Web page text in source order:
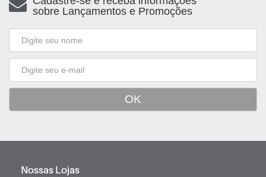
sobre Lançamentos e Promoções
Nossas Lojas